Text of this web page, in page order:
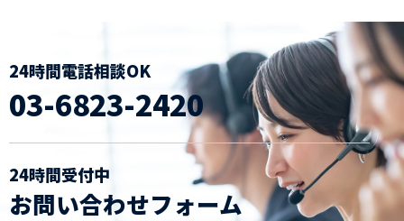
24時間電話相談OK
03-6823-2420
24時間受付中
お問い合わせフォーム